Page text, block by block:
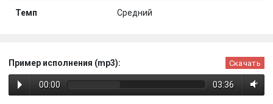
Темп Средний
Пример исполнения (mp3): Скачать
00:00 03:36